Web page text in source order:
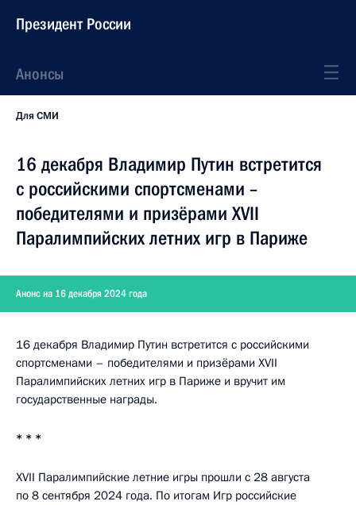
Президент России
Анонсы
Для СМИ
16 декабря Владимир Путин встретится
с российскими спортсменами –
победителями и призёрами XVII
Паралимпийских летних игр в Париже
Анонс на 16 декабря 2024 года
16 декабря Владимир Путин встретится с российскими
спортсменами – победителями и призёрами XVII
Паралимпийских летних игр в Париже и вручит им
государственные награды.
* * *
XVII Паралимпийские летние игры прошли с 28 августа
по 8 сентября 2024 года. По итогам Игр российские